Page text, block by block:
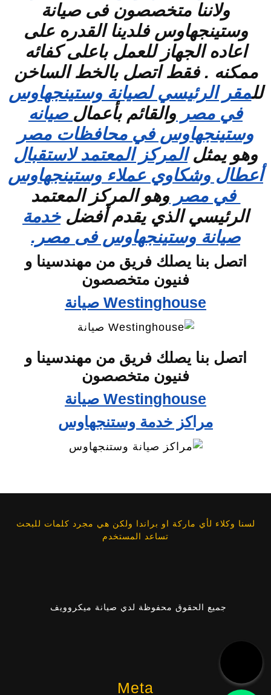
ولاننا متخصصون فى صيانة
وستينجهاوس فلدينا القدره على
اعاده الجهاز للعمل باعلى كفائه
ممكنه . فقط اتصل بالخط الساخن
للمقر الرئيسي لصيانة وستينجهاوس
في مصر والقائم بأعمال صيانه
وستينجهاوس في محافظات مصر
وهو يمثلالمركز المعتمد لاستقبال
أعطال وشكاوي عملاء وستينجهاوس
في مصروهو المركز المعتمد
الرئيسي الذي يقدم أفضلخدمة
صيانة وستينجهاوس فى مصر.
اتصل بنا يصلك فريق من مهندسينا و
فنيون متخصصون
Westinghouse صيانة
اتصل بنا يصلك فريق من مهندسينا و
فنيون متخصصون
Westinghouse صيانة
مراكز خدمة وستنجهاوس
لسنا وكلاء لأي ماركة او براندا ولكن هي مجرد كلمات للبحث
تساعد المستخدم
جميع الحقوق محفوظة لدي صيانة ميكروويف
Meta